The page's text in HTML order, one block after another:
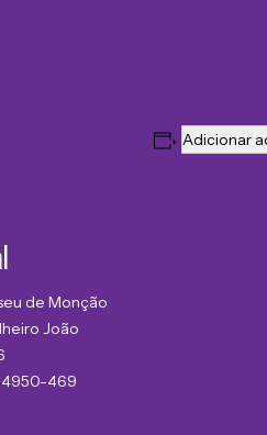
Adicionar
de Monção
João
4950-469